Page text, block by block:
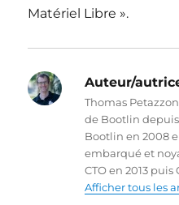
Matériel Libre ».
Auteur/
Thomas
de Bootlin
Bootlin en 2008
embarqué et
CTO en 2013 puis
Afficher tous les